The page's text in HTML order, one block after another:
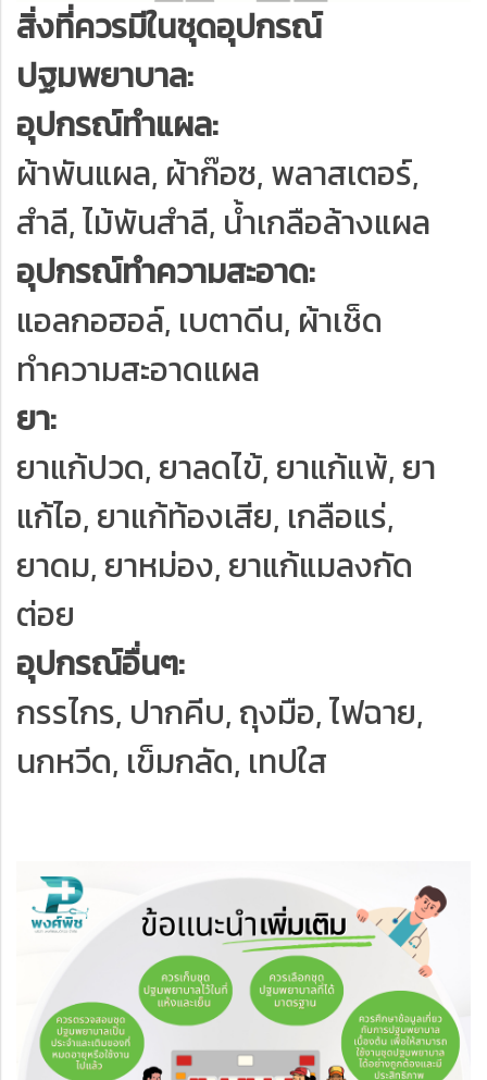
สิ่งที่ควรมีในชุดอุปกรณ์
ปฐมพยาบาล:
อุปกรณ์ทำแผล:
ผ้าพันแผล, ผ้าก๊อซ, พลาสเตอร์,
สำลี, ไม้พันสำลี, น้ำเกลือล้างแผล
อุปกรณ์ทำความสะอาด:
แอลกอฮอล์, เบตาดีน, ผ้าเช็ด
ทำความสะอาดแผล
ยา:
ยาแก้ปวด, ยาลดไข้, ยาแก้แพ้, ยา
แก้ไอ, ยาแก้ท้องเสีย, เกลือแร่,
ยาดม, ยาหม่อง, ยาแก้แมลงกัด
ต่อย
อุปกรณ์อื่นๆ:
กรรไกร, ปากคีบ, ถุงมือ, ไฟฉาย,
นกหวีด, เข็มกลัด, เทปใส